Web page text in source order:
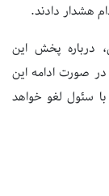
درباره پخش این
در صورت ادامه این
نظامی سال ۲۰۱۸ خود را با سئول لغو خواهد